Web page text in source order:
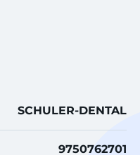
SCHULER-DENTAL
9750762701